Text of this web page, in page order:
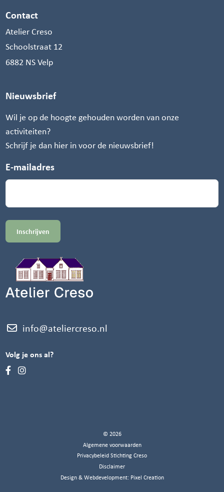
Contact
Atelier Creso
Schoolstraat 12
6882 NS Velp
Nieuwsbrief
Wil je op de hoogte gehouden worden van onze
activiteiten?
Schrijf je dan hier in voor de nieuwsbrief!
E-mailadres
info@ateliercreso.nl
Volg je ons al?
© 2026
Algemene voorwaarden
Privacybeleid Stichting Creso
Disclaimer
Design & Webdevelopment: Pixel Creation